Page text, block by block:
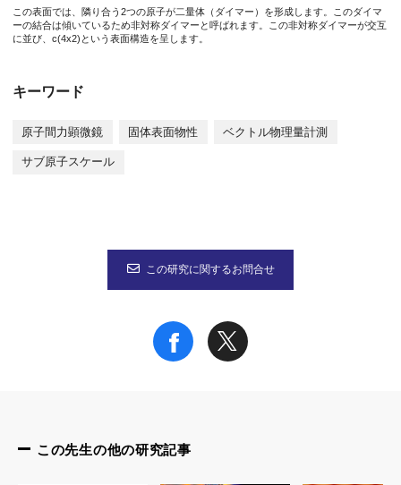
この表面では、隣り合う2つの原子が二量体（ダイマー）を形成します。このダイマ
ーの結合は傾いているため非対称ダイマーと呼ばれます。この非対称ダイマーが交互
に並び、c(4x2)という表面構造を呈します。
キーワード
原子間力顕微鏡 固体表面物性 ベクトル物理量計測
サブ原子スケール
この研究に関するお問合せ
この先生の他の研究記事